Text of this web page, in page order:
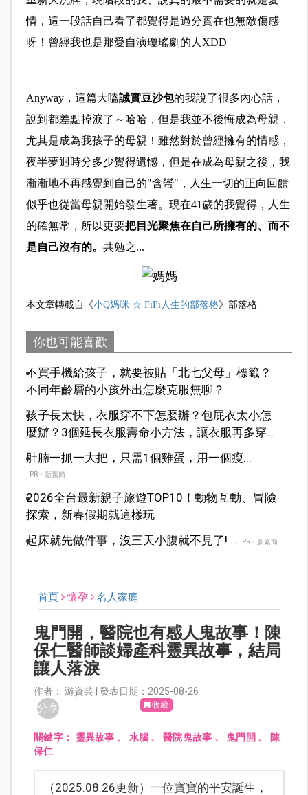
情，這一段話自己看了都覺得是過分實在也無敵傷感
呀！曾經我也是那愛自演瓊瑤劇的人XDD
Anyway，這篇大嗑誠實豆沙包的我說了很多內心話，
說到都差點掉淚了～哈哈，但是我並不後悔成為母親，
尤其是成為我孩子的母親！雖然對於曾經擁有的情感，
夜半夢迴時分多少覺得遺憾，但是在成為母親之後，我
漸漸地不再感覺到自己的"含蠻"，人生一切的正向回饋
似乎也從當母親開始發生著。現在41歲的我覺得，人生
的確無常，所以更要把目光聚焦在自己所擁有的、而不
是自己沒有的。 共勉之...
本文章轉載自《小Q媽咪 ☆ FiFi人生的部落格》部落格
你也可能喜歡
不買手機給孩子，就要被貼「北七父母」標籤？
不同年齡層的小孩外出怎麼克服無聊？
孩子長太快，衣服穿不下怎麼辦？包屁衣太小怎
麼辦？3個延長衣服壽命小方法，讓衣服再多穿一
季！
肚腩一抓一大把，只需1個雞蛋，用一個瘦...
PR・新素簡
2026全台最新親子旅遊TOP10！動物互動、冒險
探索，新春假期就這樣玩
起床就先做件事，沒三天小腹就不見了! ...
PR・新素簡
首頁 懷孕 名人家庭
鬼門開，醫院也有感人鬼故事！陳
保仁醫師談婦產科靈異故事，結局
讓人落淚
作者： 游資芸 | 發表日期：2025-08-26
分享 收藏
關鍵字： 靈異故事 、 水腦 、 醫院鬼故事 、 鬼門開 、
陳
保仁
（2025.08.26更新）一位寶寶的平安誕生，